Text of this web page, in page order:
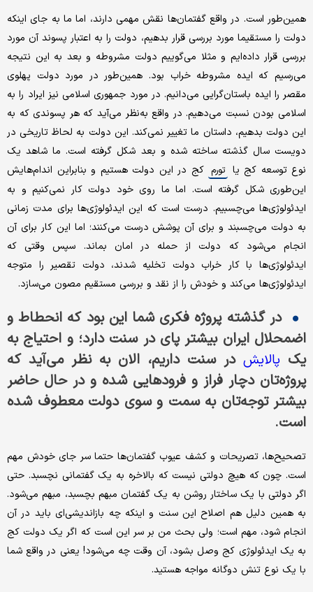
همین‌طور است. در واقع گفتمان‌ها نقش مهمی دارند، اما ما به جای اینکه
دولت را مستقیما مورد بررسی قرار بدهیم، دولت را به اعتبار پسوند آن مورد
بررسی قرار داده‌ایم و مثلا می‌گوییم دولت مشروطه و بعد به این نتیجه
می‌رسیم که ایده‌ مشروطه خراب بود. همین‌طور در مورد دولت پهلوی
مقصر را ایده‌ باستان‌گرایی می‌دانیم. در مورد جمهوری اسلامی نیز ایراد را به
اسلامی بودن نسبت می‌دهیم. در واقع به‌نظر می‌آید که هر پسوندی که به
این دولت بدهیم، داستان ما تغییر نمی‌کند. این دولت به لحاظ تاریخی در
دویست سال گذشته ساخته شده و بعد شکل گرفته است. ما شاهد یک
نوع توسعه‌ کج یا تورم کج در این دولت هستیم و بنابراین اندام‌هایش
این‌طوری شکل گرفته است. اما ما روی خود دولت کار نمی‌کنیم و به
ایدئولوژی‌ها می‌چسبیم. درست است که این ایدئولوژی‌ها برای مدت زمانی
به دولت می‌چسبند و برای آن پوشش درست می‌کنند؛ اما این کار برای آن
انجام می‌شود که دولت از حمله در امان بماند. سپس وقتی که
ایدئولوژی‌ها با کار خراب دولت تخلیه شدند، دولت تقصیر را متوجه
ایدئولوژی‌ها می‌کند و خودش را از نقد و بررسی مستقیم مصون می‌سازد.
در گذشته پروژه‌ فکری شما این بود که انحطاط و
اضمحلال ایران بیشتر پای در سنت دارد؛ و احتیاج به
یکپالایش در سنت داریم، الان به نظر می‌آید که
پروژه‌تان دچار فراز و فرودهایی شده و در حال حاضر
بیشتر توجه‌تان به سمت و سوی دولت معطوف شده
است.
تصحیح‌ها، تصریحات و کشف عیوب گفتمان‌ها حتما سر جای خودش مهم
است. چون که هیچ دولتی نیست که بالاخره به یک گفتمانی نچسبد. حتی
اگر دولتی با یک ساختار روشن به یک گفتمان مبهم بچسبد، مبهم می‌شود.
به همین دلیل هم اصلاح این سنت و اینکه چه بازاندیشی‌ای باید در آن
انجام شود، مهم است؛ ولی بحث من بر سر این است که اگر یک دولت کج
به یک ایدئولوژی کج وصل بشود، آن وقت چه می‌شود! یعنی در واقع شما
با یک نوع تنش دوگانه مواجه هستید.